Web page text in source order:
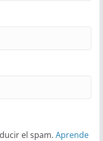
el spam. Aprende